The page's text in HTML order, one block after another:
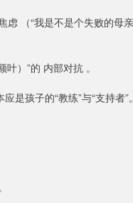
（“我是不是个失败的母
）”的 内部对抗 。
是孩子的“教练”与“支持者”。